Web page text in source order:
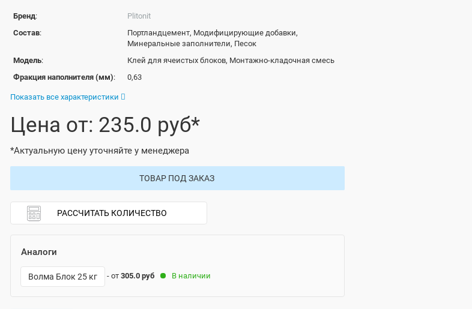
Бренд:
Plitonit
Состав:
Портландцемент, Модифицирующие добавки,
Минеральные заполнители, Песок
Модель:
Клей для ячеистых блоков, Монтажно-кладочная смесь
Фракция наполнителя (мм): 0,63
Показать все характеристики
Цена от: 235.0 руб*
*Актуальную цену уточняйте у менеджера
ТОВАР ПОД ЗАКАЗ
РАССЧИТАТЬ КОЛИЧЕСТВО
Аналоги
Волма Блок 25 кг -от305.0 руб В наличии